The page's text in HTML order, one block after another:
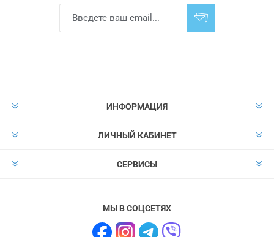
ИНФОРМАЦИЯ
ЛИЧНЫЙ КАБИНЕТ
СЕРВИСЫ
МЫ В СОЦСЕТЯХ